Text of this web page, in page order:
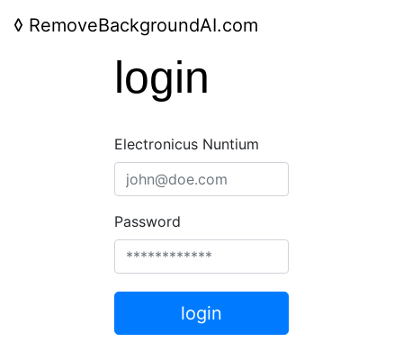
◊ RemoveBackgroundAI.com
login
Electronicus Nuntium
Password
login